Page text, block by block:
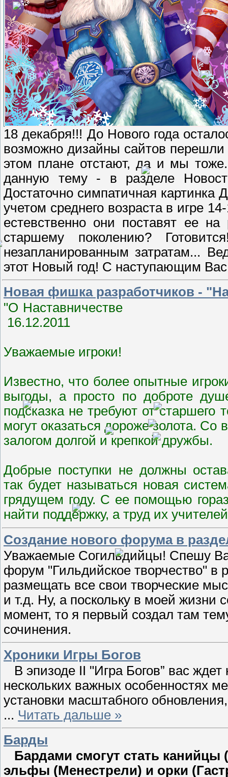
18 декабря!!! До Нового года
возможно дизайны сайтов
этом плане отстают, да и мы
данную тему - в разделе
Достаточно симпатичная
учетом среднего возраста в игре
естевственно они поставят ее
старшему поколению?
незапланированным затратам...
этот Новый год! С наступающим
Новая фишка разработчиков -
"О
16.12.2011
Уважаемые игроки!
Известно, что более опытные
выгоды, а просто по доброте
подсказка не требуют от
могут оказаться дороже золота.
залогом долгой и крепкой дружбы.
Добрые поступки не должны
так будет называться новая
грядущем году. С ее помощью
найти поддержку, а труд их
Создание нового форума в
Уважаемые Согильдийцы! Спешу
форум "Гильдийское творчество"
размещать все свои творческие
и т.д. Ну, а поскольку в моей
момент, то я первый создал там
сочинения.
Хроники Игры Богов
В эпизоде II "Игра Богов” вас
нескольких важных особенностях
установки масштабного
... Читать дальше »
Барды
Бардами смогут стать
эльфы (Менестрели) и орки